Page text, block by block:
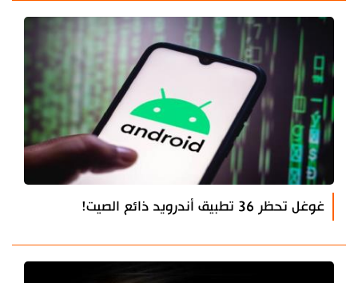
غوغل تحظر 36 تطبيق أندرويد ذائع الصيت!